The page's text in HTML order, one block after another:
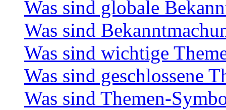
Was sind globale
Was sind
Was sind wichtige
Was sind geschlossene
Was sind Themen-